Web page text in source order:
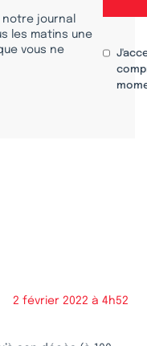
journal
les matins une
vous ne
2 février 2022 à 4h52